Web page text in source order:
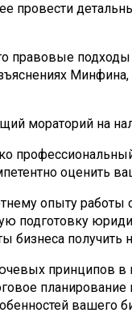
провести
правовые
мораторий на
оценить
опыту работы
подготовку
бизнеса
принципов в
вашего